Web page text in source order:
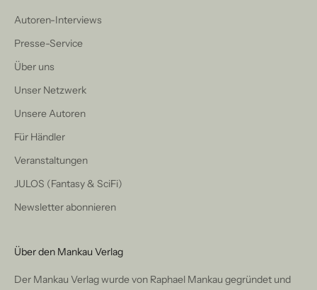
Autoren-Interviews
Presse-Service
Über uns
Unser Netzwerk
Unsere Autoren
Für Händler
Veranstaltungen
JULOS (Fantasy & SciFi)
Newsletter abonnieren
Über den Mankau Verlag
Der Mankau Verlag wurde von Raphael Mankau gegründet und